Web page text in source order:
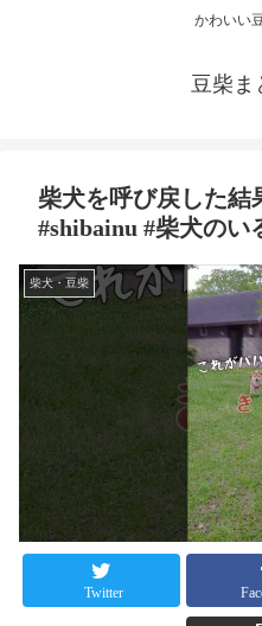
かわいい
豆柴ま
柴犬を呼び戻した結
#shibainu #柴犬のい
柴犬・豆柴
Twitter